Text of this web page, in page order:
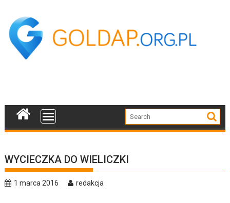
content
WYCIECZKA DO WIELICZKI
1 marca 2016 redakcja